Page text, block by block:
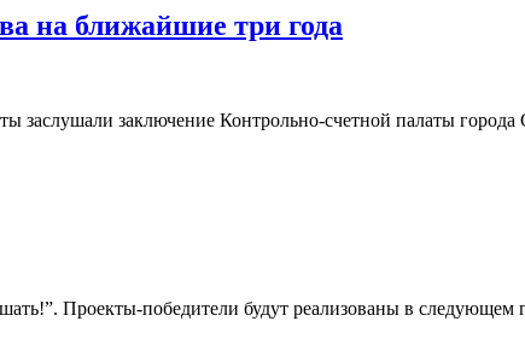
на ближайшие три года
заслушали заключение Контрольно-счетной палаты
Проекты-победители будут реализованы в